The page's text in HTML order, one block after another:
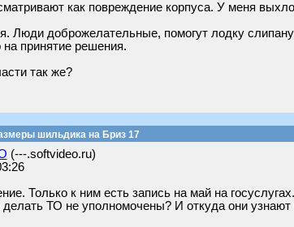
как повреждение корпуса. У меня
Люди доброжелательные, помогут лодку
на принятие решения.
так же?
шильдика на Бриз 17
(---.softvideo.ru)
Только к ним есть запись на май на госуслугах.
делать ТО не уполномочены? И откуда они